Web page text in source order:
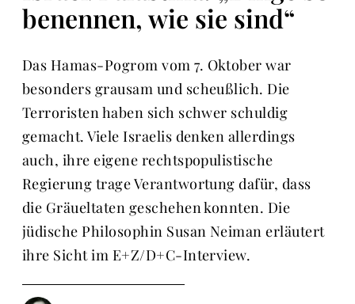
benennen, wie sie sind“
Das Hamas-Pogrom vom 7. Oktober war
besonders grausam und scheußlich. Die
Terroristen haben sich schwer schuldig
gemacht. Viele Israelis denken allerdings
auch, ihre eigene rechtspopulistische
Regierung trage Verantwortung dafür, dass
die Gräueltaten geschehen konnten. Die
jüdische Philosophin Susan Neiman erläutert
ihre Sicht im E+Z/D+C-Interview.